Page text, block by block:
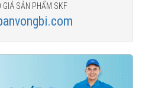
GIÁ SẢN PHẨM SKF